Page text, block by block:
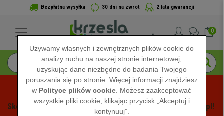
Bezpłatna wysyłka 30 dni na zwrot 2 lata gwarancji
0
Skorzystaj z Letnich Wyprzedaży na Krzeslabiurowepro.pl!
Używamy własnych i zewnętrznych plików cookie do
analizy ruchu na naszej stronie internetowej,
uzyskując dane niezbędne do badania Twojego
poruszania się po stronie. Więcej informacji znajdziesz
w Polityce plików cookie . Możesz zaakceptować
wszystkie pliki cookie, klikając przycisk „Akceptuj i
kontynuuj”.